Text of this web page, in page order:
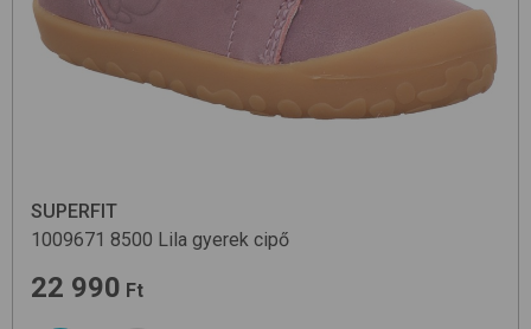
SUPERFIT
1009671 8500 Lila gyerek cipő
22 990 Ft